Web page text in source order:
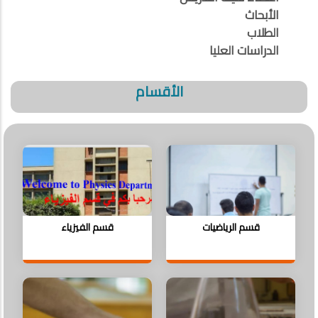
الأبحاث
الطلاب
الدراسات العليا
الأقسام
قسم الرياضيات قسم الفيزياء